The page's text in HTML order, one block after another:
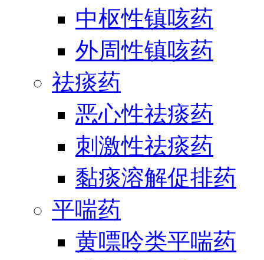
中枢性镇咳药
外周性镇咳药
祛痰药
恶心性祛痰药
刺激性祛痰药
黏痰溶解促排药
平喘药
黄嘌呤类平喘药